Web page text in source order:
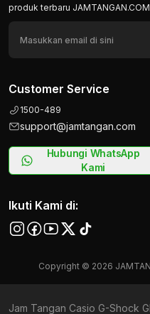
produk terbaru
Customer Service
1500-489
support@jamtangan.com
Hubungi WhatsApp
Kami
Ikuti Kami di:
Copyright © 2026
Jam Tangan Casio G-Shock